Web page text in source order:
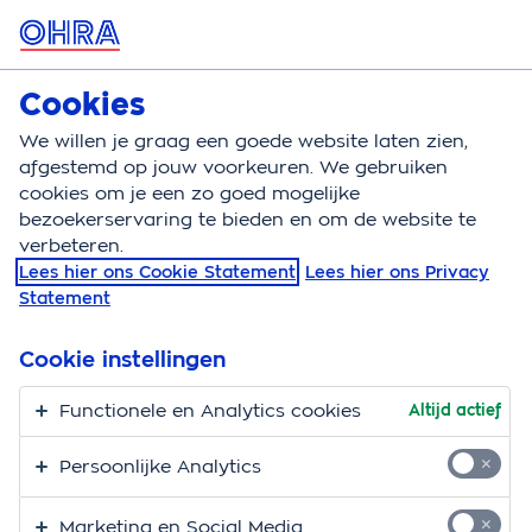
MENU
Woonverzekeringen
Woonverzekeringen Veelgestelde vragen
Veelgestelde vragen
Hieronder vind je de veelgestelde vragen over onze
dancontactmet ons op of kijk bij de veelgestelde
vragen over onzeinboedel-,opstal- en
aansprakelijkheidsverzekering.
Gegevens, afsluiten en
Cookies
We willen je graag een goede website laten zien,
afgestemd op jouw voorkeuren. We gebruiken
cookies om je een zo goed mogelijke
bezoekerservaring te bieden en om de website te
verbeteren.
Lees hier ons Cookie Statement Lees hier ons Privacy
Statement
Cookie instellingen
Functionele en Analytics cookies Altijd actief
Persoonlijke Analytics
Marketing en Social Media